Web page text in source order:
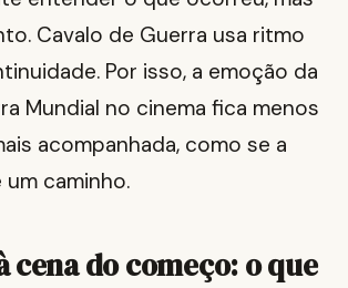
Cavalo de Guerra usa ritmo
Por isso, a emoção da
Mundial no cinema fica menos
acompanhada, como se a
caminho.
cena do começo: o que